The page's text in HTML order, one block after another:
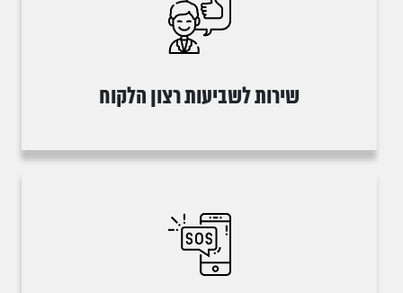
שירות לשביעות רצון הלקוח